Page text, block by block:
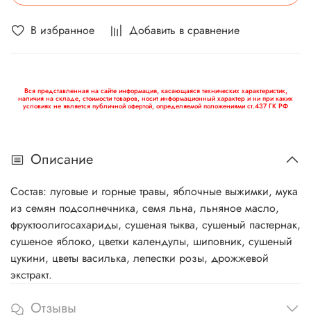
В избранное Добавить в сравнение
Вся представленная на сайте информация, касающаяся технических характеристик,
наличия на складе, стоимости товаров, носит информационный характер и ни при каких
условиях не является публичной офертой, определяемой положениями ст.437 ГК РФ
Описание
Состав: луговые и горные травы, яблочные выжимки, мука
из семян подсолнечника, семя льна, льняное масло,
фруктоолигосахариды, сушеная тыква, сушеный пастернак,
сушеное яблоко, цветки календулы, шиповник, сушеный
цукини, цветы василька, лепестки розы, дрожжевой
экстракт.
Отзывы